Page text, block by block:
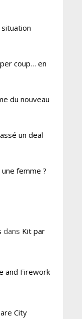
situation
coup… en
du nouveau
un deal
femme ?
dans Kit par
and Firework
City